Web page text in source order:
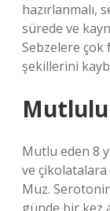
hazırlanmalı,
sürede ve
Sebzelere çok
şekillerini
Mutlu eden 8
ve çikolatalara
Muz.